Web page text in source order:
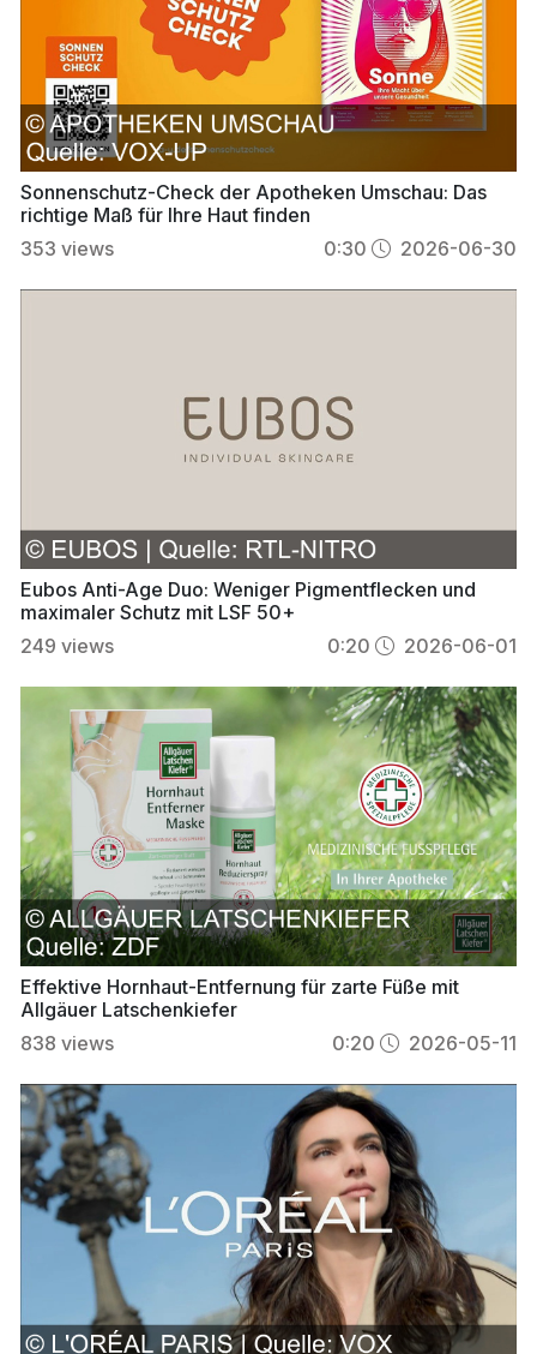
Sonnenschutz-Check der Apotheken Umschau: Das
richtige Maß für Ihre Haut finden
353 views 0:30 2026-06-30
Eubos Anti-Age Duo: Weniger Pigmentflecken und
maximaler Schutz mit LSF 50+
249 views 0:20 2026-06-01
Effektive Hornhaut-Entfernung für zarte Füße mit
Allgäuer Latschenkiefer
838 views 0:20 2026-05-11